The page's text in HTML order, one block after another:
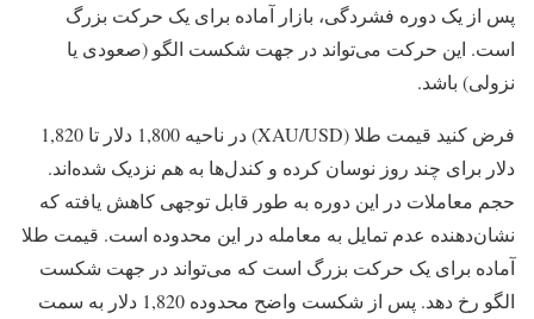
پس از یک دوره فشردگی، بازار آماده برای یک حرکت بزرگ
است. این حرکت می‌تواند در جهت شکست الگو (صعودی یا
نزولی) باشد.
فرض کنید قیمت طلا (XAU/USD) در ناحیه 1,800 دلار تا 1,820
دلار برای چند روز نوسان کرده و کندل‌ها به هم نزدیک شده‌اند.
حجم معاملات در این دوره به طور قابل توجهی کاهش یافته که
نشان‌دهنده عدم تمایل به معامله در این محدوده است. قیمت طلا
آماده برای یک حرکت بزرگ است که می‌تواند در جهت شکست
الگو رخ دهد. پس از شکست واضح محدوده 1,820 دلار به سمت